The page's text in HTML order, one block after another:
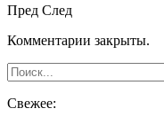
Пред След
Комментарии закрыты.
Свежее: